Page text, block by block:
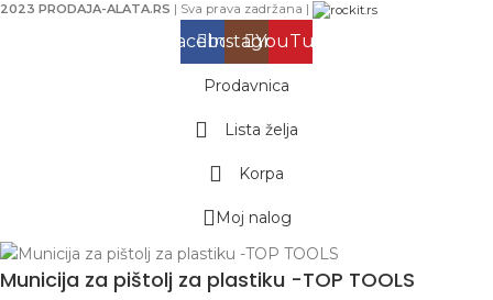
2023 PRODAJA-ALATA.RS | Sva prava zadržana |
Facebook
Instagram
YouTube
Prodavnica
Lista želja
Korpa
Moj nalog
Municija za pištolj za plastiku -TOP TOOLS